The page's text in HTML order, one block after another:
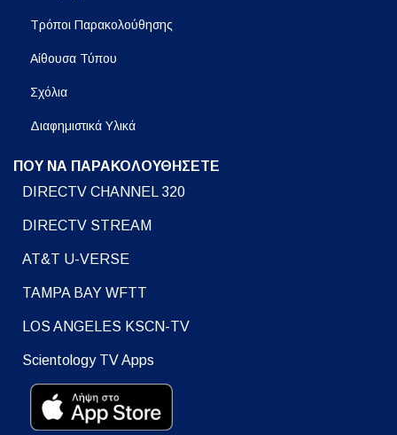
Τρόποι Παρακολούθησης
Αίθουσα Τύπου
Σχόλια
Διαφημιστικά Υλικά
ΠΟΥ ΝΑ ΠΑΡΑΚΟΛΟΥΘΗΣΕΤΕ
DIRECTV CHANNEL 320
DIRECTV STREAM
AT&T U-VERSE
TAMPA BAY WFTT
LOS ANGELES KSCN-TV
Scientology TV Apps